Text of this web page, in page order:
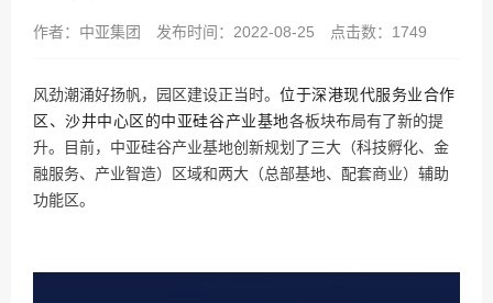
社会责任
人力资源
联系我们
作者：中亚集团 发布时间：2022-08-25 点击数： 1749
风劲潮涌好扬帆，园区建设正当时。 位于深港现代服务业合作
区、沙井中心区的中亚硅谷产业基地各板块布局有了新的提
升。
目前，中亚硅谷产业基地创新规划了三大 （科技孵化、金
融服务、产业智造） 区域和两大（总部基地、配套商业）辅助
功能区。